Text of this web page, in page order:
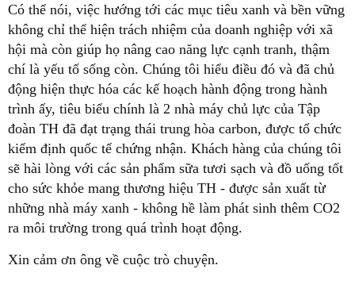
Có thể nói, việc hướng tới các mục tiêu xanh và bền vững
không chỉ thể hiện trách nhiệm của doanh nghiệp với xã
hội mà còn giúp họ nâng cao năng lực cạnh tranh, thậm
chí là yếu tố sống còn. Chúng tôi hiểu điều đó và đã chủ
động hiện thực hóa các kế hoạch hành động trong hành
trình ấy, tiêu biểu chính là 2 nhà máy chủ lực của Tập
đoàn TH đã đạt trạng thái trung hòa carbon, được tổ chức
kiểm định quốc tế chứng nhận. Khách hàng của chúng tôi
sẽ hài lòng với các sản phẩm sữa tươi sạch và đồ uống tốt
cho sức khỏe mang thương hiệu TH - được sản xuất từ
những nhà máy xanh - không hề làm phát sinh thêm CO2
ra môi trường trong quá trình hoạt động.
Xin cảm ơn ông về cuộc trò chuyện.